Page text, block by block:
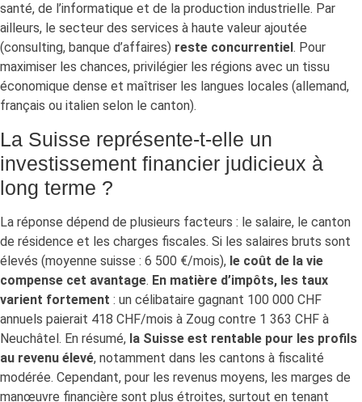
santé, de l’informatique et de la production industrielle. Par
ailleurs, le secteur des services à haute valeur ajoutée
(consulting, banque d’affaires) reste concurrentiel. Pour
maximiser les chances, privilégier les régions avec un tissu
économique dense et maîtriser les langues locales (allemand,
français ou italien selon le canton).
La Suisse représente-t-elle un
investissement financier judicieux à
long terme ?
La réponse dépend de plusieurs facteurs : le salaire, le canton
de résidence et les charges fiscales. Si les salaires bruts sont
élevés (moyenne suisse : 6 500 €/mois), le coût de la vie
compense cet avantage. En matière d’impôts, les taux
varient fortement : un célibataire gagnant 100 000 CHF
annuels paierait 418 CHF/mois à Zoug contre 1 363 CHF à
Neuchâtel. En résumé, la Suisse est rentable pour les profils
au revenu élevé, notamment dans les cantons à fiscalité
modérée. Cependant, pour les revenus moyens, les marges de
manœuvre financière sont plus étroites, surtout en tenant